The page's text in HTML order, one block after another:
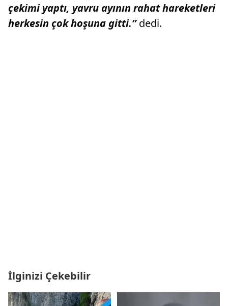
çekimi yaptı, yavru ayının rahat hareketleri
herkesin çok hoşuna gitti.”dedi.
İlginizi Çekebilir